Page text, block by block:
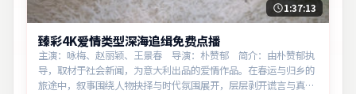
1:37:13
臻彩4K爱情类型深海追缉免费点播
主演：咏梅、赵丽颖、王景春 导演：朴赞郁 简介：由朴赞郁执
导，取材于社会新闻，为意大利出品的爱情作品。在春运与归乡的
旅途中，叙事围绕人物抉择与时代氛围展开，层层剥开谎言与真